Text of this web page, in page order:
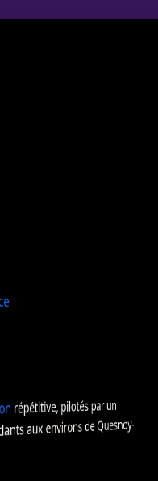
répétitive, pilotés par un
aux environs de Quesnoy-